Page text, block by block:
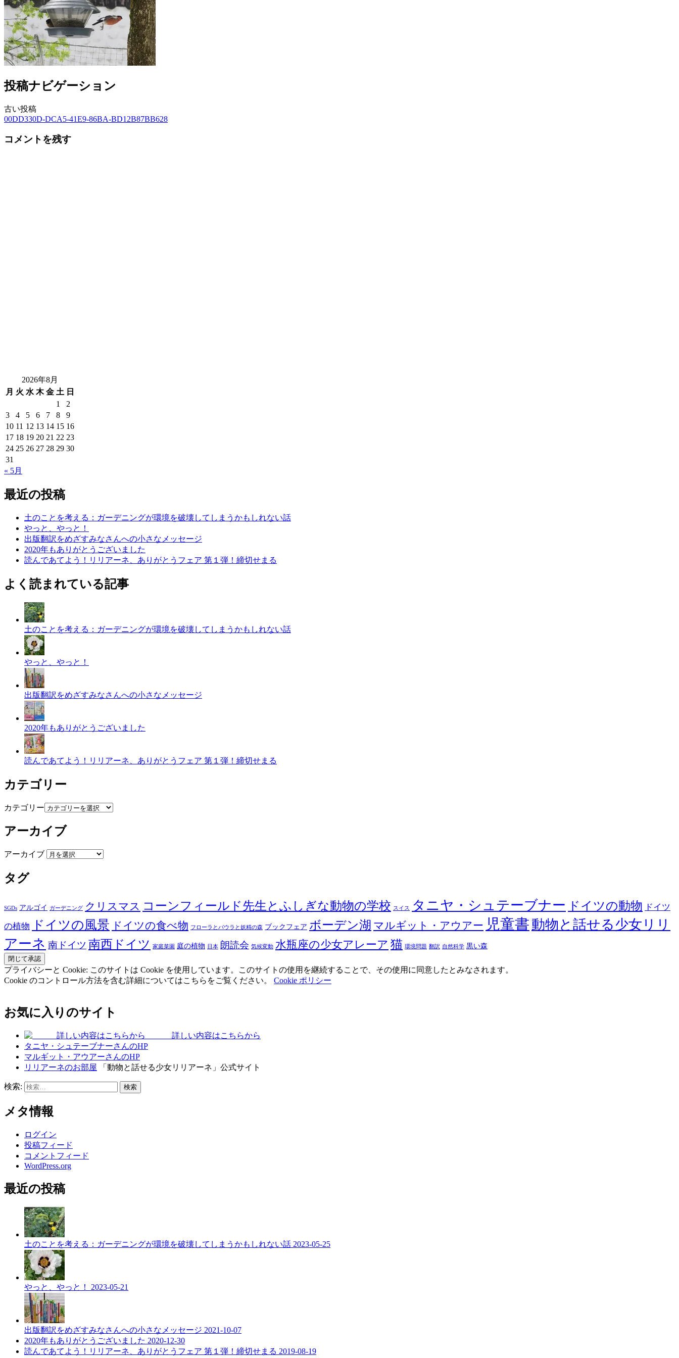
投稿ナビゲーション
古い投稿
00DD330D-DCA5-41E9-86BA-BD12B87BB628
コメントを残す
2026年8月
月 火 水 木 金 土 日
1
2
3
4 5 6 7 8
9
10 11 12 13 14 15 16
17 18 19 20 21 22 23
24 25 26 27 28 29 30
31
« 5月
最近の投稿
土のことを考える：ガーデニングが環境を破壊してしまうかもしれない話
やっと、やっと！
出版翻訳をめざすみなさんへの小さなメッセージ
2020年もありがとうございました
読んであてよう！リリアーネ、ありがとうフェア 第１弾！締切せまる
よく読まれている記事
土のことを考える：ガーデニングが環境を破壊してしまうかもしれない話
やっと、やっと！
出版翻訳をめざすみなさんへの小さなメッセージ
2020年もありがとうございました
読んであてよう！リリアーネ、ありがとうフェア 第１弾！締切せまる
カテゴリー
カテゴリー
アーカイブ
アーカイブ
タグ
SGDs アルゴイ ガーデニング クリスマス コーンフィールド先生とふしぎな動物の学校 スイス タニヤ・シュテーブナー ドイツの動物 ドイツ
の植物
ドイツの風景 ドイツの食べ物 フローラとパウラと妖精の森 ブックフェア ボーデン湖 マルギット・アウアー 児童書 動物と話せる少女リリ
アーネ 南ドイツ 南西ドイツ 家庭菜園 庭の植物 日本 朗読会 気候変動 水瓶座の少女アレーア 猫 環境問題 翻訳 自然科学 黒い森
プライバシーと Cookie: このサイトは Cookie を使用しています。このサイトの使用を継続することで、その使用に同意したとみなされます。
Cookie のコントロール方法を含む詳細についてはこちらをご覧ください。 Cookie ポリシー
お気に入りのサイト
詳しい内容はこちらから
タニヤ・シュテーブナーさんのHP
マルギット・アウアーさんのHP
リリアーネのお部屋 「動物と話せる少女リリアーネ」公式サイト
検索:
メタ情報
ログイン
投稿フィード
コメントフィード
WordPress.org
最近の投稿
土のことを考える：ガーデニングが環境を破壊してしまうかもしれない話 2023-05-25
やっと、やっと！ 2023-05-21
出版翻訳をめざすみなさんへの小さなメッセージ 2021-10-07
2020年もありがとうございました 2020-12-30
読んであてよう！リリアーネ、ありがとうフェア 第１弾！締切せまる 2019-08-19